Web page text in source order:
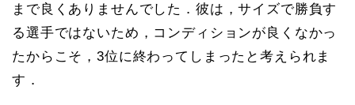
まで良くありませんでした．彼は，サイズで勝負す
る選手ではないため，コンディションが良くなかっ
たからこそ，3位に終わってしまったと考えられま
す．